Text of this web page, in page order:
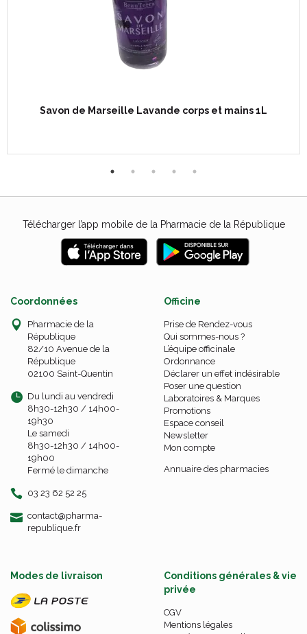
Savon de Marseille Lavande corps et mains 1L
Télécharger l’app mobile de la Pharmacie de la République
Coordonnées
Pharmacie de la
République
82/10 Avenue de la
République
02100 Saint-Quentin
Du lundi au vendredi
8h30-12h30 / 14h00-
19h30
Le samedi
8h30-12h30 / 14h00-
19h00
Fermé le dimanche
03 23 62 52 25
contact-
@-
pharma-
republique.fr
Officine
Prise de Rendez-vous
Qui sommes-nous ?
L’équipe officinale
Ordonnance
Déclarer un effet indésirable
Poser une question
Laboratoires & Marques
Promotions
Espace conseil
Newsletter
Mon compte
Annuaire des pharmacies
Modes de livraison
Conditions générales & vie
privée
CGV
Mentions légales